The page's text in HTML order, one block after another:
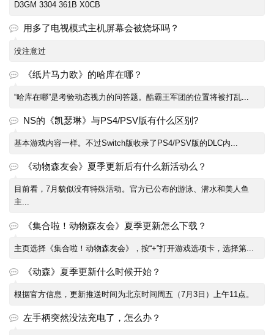
D3GM 3304 361B X0CB
用多了电视模式主机屏幕会被烧坏吗？
没注意过
《纸片马力欧》的哈库在哪？
“哈库在哪”是考验动态视力的问答题。酷霸王军团的位置将被打乱...
NS的《凯瑟琳》与PS4/PSV版有什么区别?
基本游戏内容一样。不过Switch版收录了PS4/PSV版的DLC内...
《动物森友会》夏季更新后有什么新活动么？
目前看，7月貌似没有特殊活动。官方已公布的游泳、潜水和美人鱼
主...
《集合啦！动物森友会》夏季更新怎么下载？
主页选择《集合啦！动物森友会》，按“+”打开游戏选项卡，选择第...
《动森》夏季更新什么时候开始？
根据官方信息，更新推送时间为北京时间周五（7月3日）上午11点。
左手柄突然没法充电了，怎么办？